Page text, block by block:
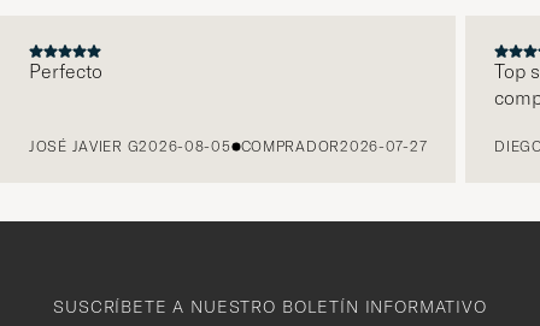
Perfecto
JOSÉ JAVIER G2026-08-05 COMPRADOR2026-07-27
Top
SUSCRÍBETE A NUESTRO BOLETÍN INFORMATIVO